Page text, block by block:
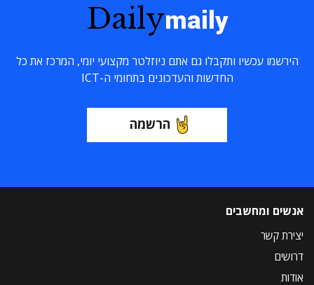
Dailymaily
הירשמו עכשיו ותקבלו גם אתם ניוזלטר מקצועי יומי, המרכז את כל
החדשות והעדכונים בתחומי ה-ICT
הרשמה
אנשים ומחשבים
יצירת קשר
דרושים
אודות